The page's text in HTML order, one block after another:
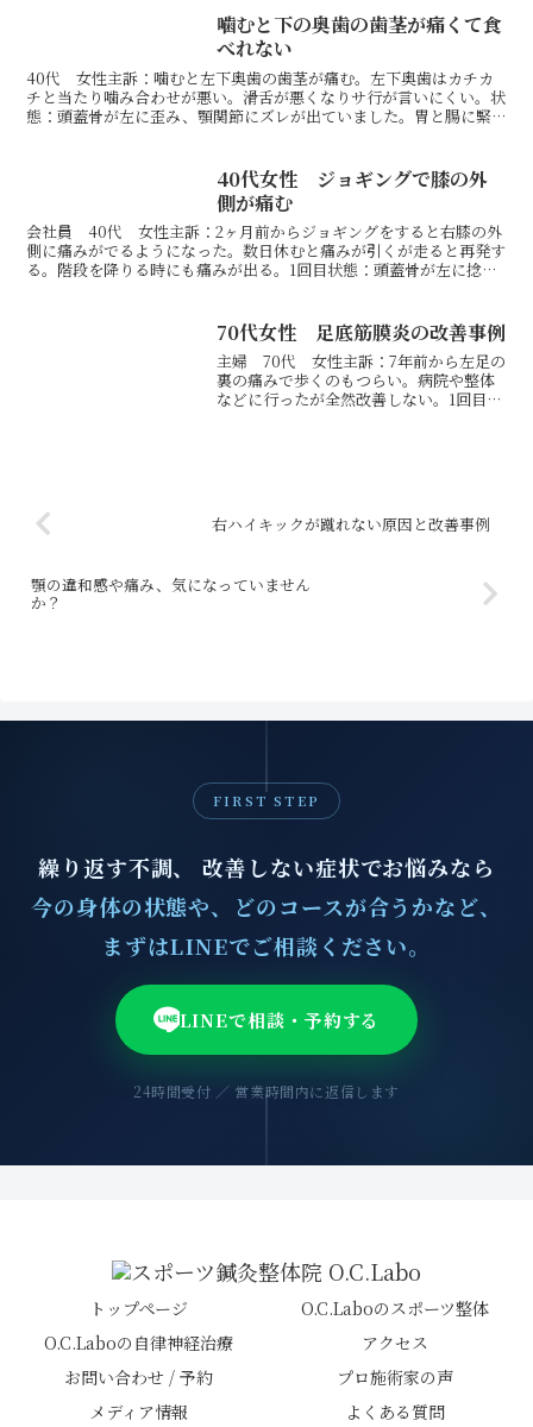
半月板に痛みが出ているため膝が曲がら
なくなっていました。肋...
噛むと下の奥歯の歯茎が痛くて食
べれない
40代 女性主訴：噛むと左下奥歯の歯茎が痛む。左下奥歯はカチカ
チと当たり噛み合わせが悪い。滑舌が悪くなりサ行が言いにくい。状
態：頭蓋骨が左に歪み、顎関節にズレが出ていました。胃と腸に緊
40代女性 ジョギングで膝の外
側が痛む
会社員 40代 女性主訴：2ヶ月前からジョギングをすると右膝の外
側に痛みがでるようになった。数日休むと痛みが引くが走ると再発す
る。階段を降りる時にも痛みが出る。1回目状態：頭蓋骨が左に捻じ
70代女性 足底筋膜炎の改善事例
主婦 70代 女性主訴：7年前から左足の
裏の痛みで歩くのもつらい。病院や整体
などに行ったが全然改善しない。1回目状
右ハイキックが蹴れない原因と改善事例
顎の違和感や痛み、気になっていません
か？
FIRST STEP
繰り返す不調、 改善しない症状でお悩みなら
今の身体の状態や、どのコースが合うかなど、
まずはLINEでご相談ください。
LINEで相談・予約する
24時間受付 ／ 営業時間内に返信します
トップページ
O.C.Laboのスポーツ整体
O.C.Laboの自律神経治療
アクセス
お問い合わせ / 予約
プロ施術家の声
メディア情報
よくある質問